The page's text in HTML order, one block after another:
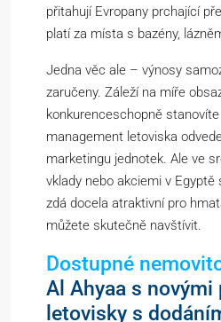
přitahují Evropany prchající
platí za místa s bazény,
Jedna věc ale – výnosy
zaručeny. Záleží na míře
konkurenceschopně
management letoviska
marketingu jednotek. Ale ve
vklady nebo akciemi v
zdá docela atraktivní pro
můžete skutečně navštívit.
Dostupné
Al Ahyaa s novými
letovisky s